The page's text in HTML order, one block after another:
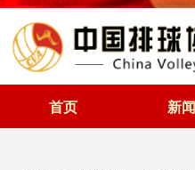
首页 新闻